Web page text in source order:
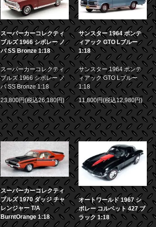
スーパーカーコレクティ
ブルズ 1966 シボレー ノ
バ SS Bronze 1:18
スーパーカーコレクティ
ブルズ 1966 シボレー ノ
バ SS Bronze 1:18
23,800円(税込26,180円)
サンスター 1964 ポンテ
ィアック GTO Lブルー
1:18
サンスター 1964 ポンテ
ィアック GTO Lブルー
1:18
11,800円(税込12,980円)
スーパーカーコレクティ
ブルズ 1970 ダッジ チャ
レンジャー T/A
BurntOrange 1:18
オートワールド 1967 シ
ボレー コルベット 427 ブ
ラック 1:18